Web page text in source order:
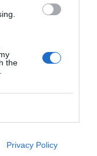
the
Privacy Policy